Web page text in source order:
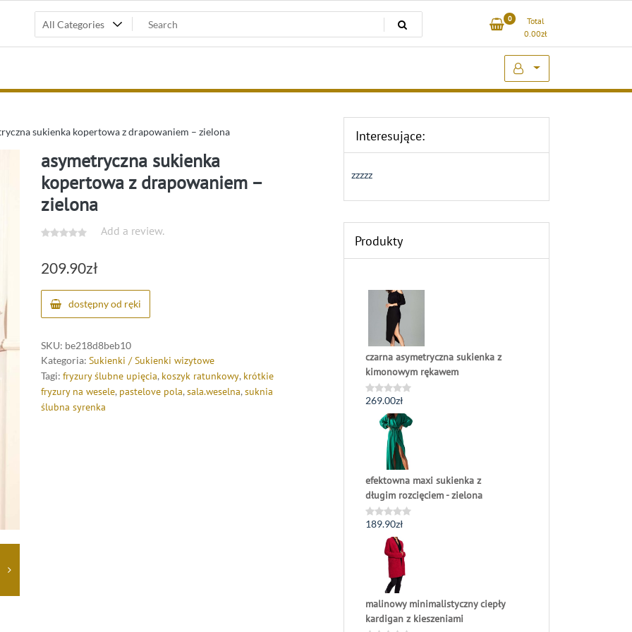
0
Total
0.00zł
sukienka kopertowa z drapowaniem – zielona
asymetryczna sukienka
kopertowa z drapowaniem –
zielona
Add a review.
209.90zł
dostępny od ręki
SKU: be218d8beb10
Kategoria: Sukienki / Sukienki wizytowe
Tagi: fryzury ślubne upięcia, koszyk ratunkowy, krótkie
fryzury na wesele, pastelove pola, sala.weselna, suknia
ślubna syrenka
Interesujące:
zzzzz
Produkty
czarna asymetryczna sukienka z
kimonowym rękawem
Oceniono
269.00zł
efektowna maxi sukienka z
długim rozcięciem - zielona
Oceniono
189.90zł
malinowy minimalistyczny ciepły
kardigan z kieszeniami